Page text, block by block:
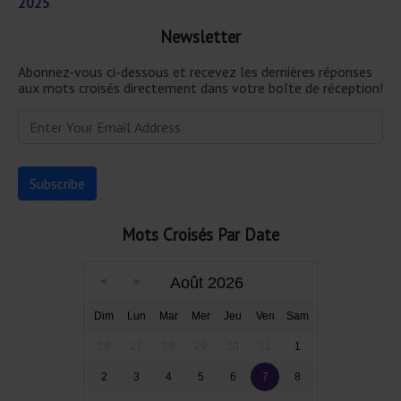
Newsletter
Abonnez-vous ci-dessous et recevez les dernières réponses
aux mots croisés directement dans votre boîte de réception!
Mots Croisés Par Date
Août 2026
Dim Lun Mar Mer Jeu Ven Sam
1
2 3 4 5 6 7 8